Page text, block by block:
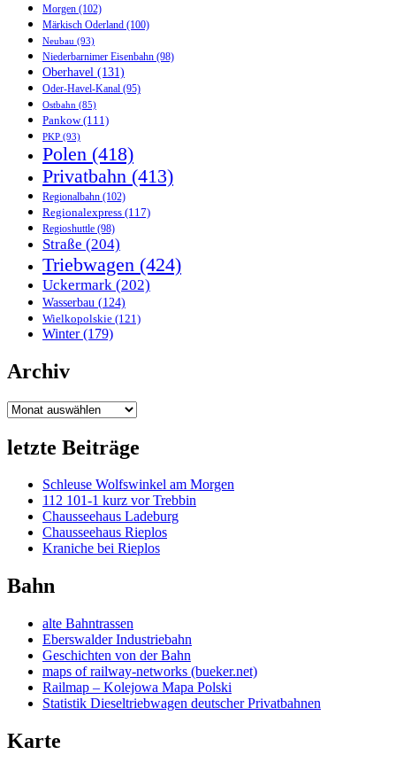
Morgen (102)
Märkisch Oderland (100)
Neubau (93)
Niederbarnimer Eisenbahn (98)
Oberhavel (131)
Oder-Havel-Kanal (95)
Ostbahn (85)
Pankow(111)
PKP (93)
Polen (418)
Privatbahn (413)
Regionalbahn (102)
Regionalexpress (117)
Regioshuttle (98)
Straße (204)
Triebwagen (424)
Uckermark (202)
Wasserbau (124)
Wielkopolskie (121)
Winter(179)
Archiv
Archiv
letzte Beiträge
Schleuse Wolfswinkel am Morgen
112 101-1 kurz vor Trebbin
Chausseehaus Ladeburg
Chausseehaus Rieplos
Kraniche bei Rieplos
Bahn
alte Bahntrassen
Eberswalder Industriebahn
Geschichten von der Bahn
maps of railway-networks (bueker.net)
Railmap – Kolejowa Mapa Polski
Statistik Dieseltriebwagen deutscher Privatbahnen
Karte